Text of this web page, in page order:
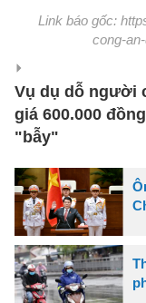
Link báo gốc:
cong-
Vụ dụ dỗ người
giá 600.000
"bẫy"